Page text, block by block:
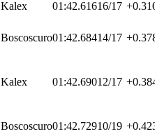
Kalex 01:42.61616/17
Boscoscuro01:42.68414/17
Kalex 01:42.69012/17
Boscoscuro01:42.72910/19